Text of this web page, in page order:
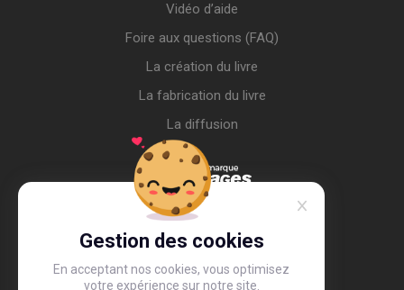
Gestion des cookies
En acceptant nos cookies, vous optimisez
votre expérience sur notre site.
Vidéo d’aide
Foire aux questions (FAQ)
La création du livre
La fabrication du livre
La diffusion